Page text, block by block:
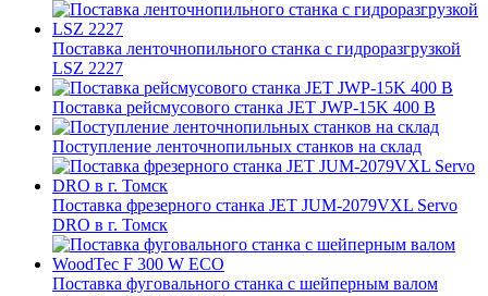
Поставка ленточнопильного станка c гидроразгрузкой
LSZ 2227
Поставка рейсмусового станка JET JWP-15K 400 В
Поступление ленточнопильных станков на склад
Поставка фрезерного станка JET JUM-2079VXL Servo
DRO в г. Томск
Поставка фуговального станка с шейперным валом